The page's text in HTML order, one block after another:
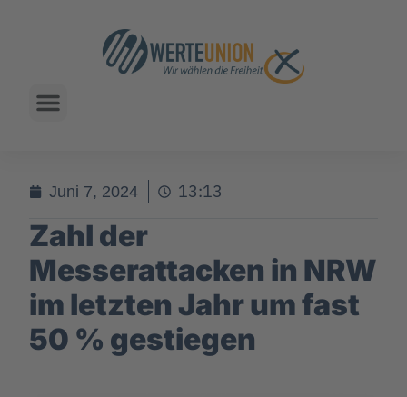
Juni 7, 2024 13:13
Zahl der
Messerattacken in NRW
im letzten Jahr um fast
50 % gestiegen